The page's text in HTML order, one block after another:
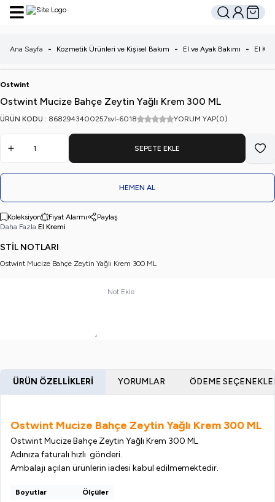
Hesabım
Sepetim
Ana Sayfa - Kozmetik Ürünleri ve Kişisel Bakım - El ve Ayak Bakımı - El
Ostwint
Ostwint Mucize Bahçe Zeytin Yağlı Krem 300 ML
ÜRÜN KODU : 8682943400257svl-6018 YORUM YAP(0)
SEPETE EKLE
HEMEN AL
Koleksiyon Fiyat Alarmı
Paylaş
Daha Fazla El Kremi
STİL NOTLARI
Ostwint Mucize Bahçe Zeytin Yağlı Krem 300 ML
Not Ekle
ÜRÜN ÖZELLIKLERI YORUMLAR ÖDEME
Ostwint Mucize Bahçe Zeytin Yağlı Krem 300 ML
Ostwint Mucize Bahçe Zeytin Yağlı Krem 300 ML
Adınıza faturalı hızlı gönderi.
Ambalajı açılan ürünlerin iadesi kabul edilmemektedir.
Boyutlar
Ölçüler